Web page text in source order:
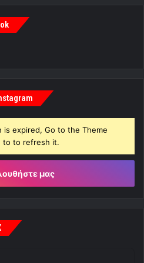
is expired, Go to the Theme
to to refresh it.
μας